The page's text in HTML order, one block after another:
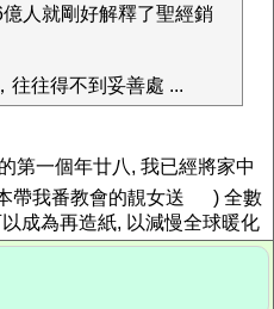
人就剛好解釋了聖經銷
往往得不到妥善處 ...
第一個年廿八, 我已經將家中
帶我番教會的靚女送
) 全數
成為再造紙, 以減慢全球暖化